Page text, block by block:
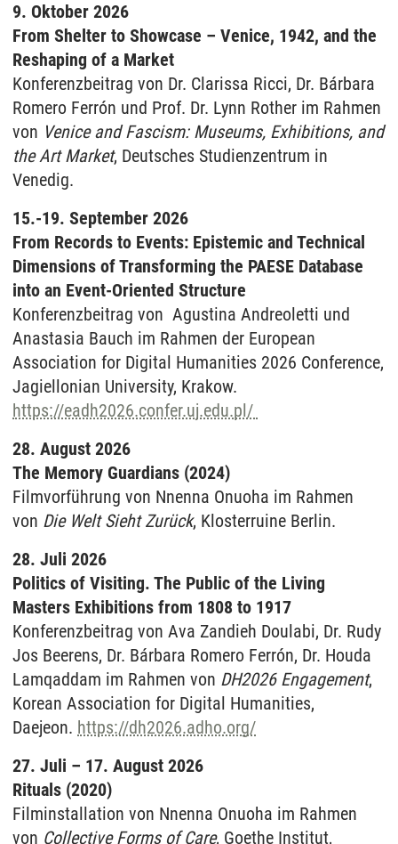
9. Oktober 2026
From Shelter to Showcase – Venice, 1942, and the
Reshaping of a Market
Konferenzbeitrag von Dr. Clarissa Ricci, Dr. Bárbara
Romero Ferrón und Prof. Dr. Lynn Rother im Rahmen
von Venice and Fascism: Museums, Exhibitions, and
the Art Market, Deutsches Studienzentrum in
Venedig.
15.-19. September 2026
From Records to Events: Epistemic and Technical
Dimensions of Transforming the PAESE Database
into an Event-Oriented Structure
Konferenzbeitrag von Agustina Andreoletti und
Anastasia Bauch im Rahmen der European
Association for Digital Humanities 2026 Conference,
Jagiellonian University, Krakow.
https://eadh2026.confer.uj.edu.pl/
28. August 2026
The Memory Guardians (2024)
Filmvorführung von Nnenna Onuoha im Rahmen
von Die Welt Sieht Zurück, Klosterruine Berlin.
28. Juli 2026
Politics of Visiting. The Public of the Living
Masters Exhibitions from 1808 to 1917
Konferenzbeitrag von Ava Zandieh Doulabi, Dr. Rudy
Jos Beerens, Dr. Bárbara Romero Ferrón, Dr. Houda
Lamqaddam im Rahmen von DH2026 Engagement,
Korean Association for Digital Humanities,
Daejeon. https://dh2026.adho.org/
27. Juli – 17. August 2026
Rituals (2020)
Filminstallation von Nnenna Onuoha im Rahmen
von Collective Forms of Care, Goethe Institut,